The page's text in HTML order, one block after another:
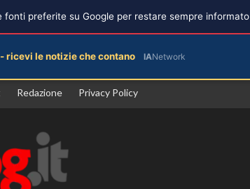
Redazione Privacy Policy
fonti preferite su Google per restare sempre informato
ricevi le notizie che contano IANetwork